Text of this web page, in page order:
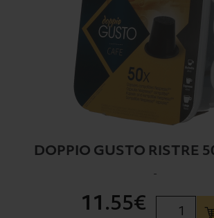
DOPPIO GUSTO RISTRE
-
11 .55€